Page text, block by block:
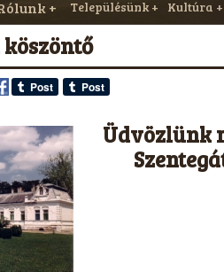
Településünk Kultúra
Üdvözlünk